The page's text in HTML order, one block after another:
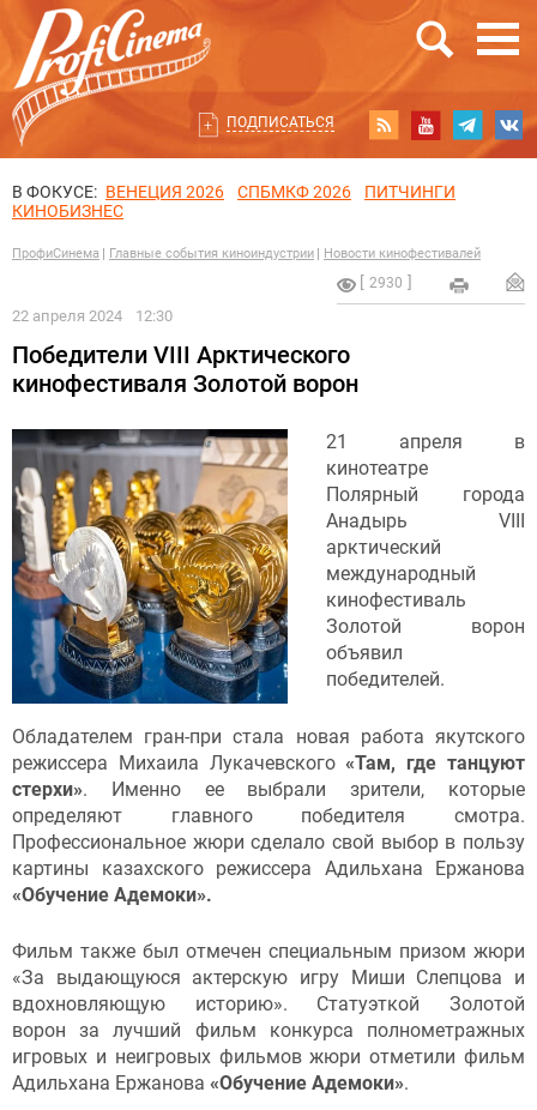
ПОДПИСАТЬСЯ
В ФОКУСЕ: ВЕНЕЦИЯ 2026 СПБМКФ 2026
ПИТЧИНГИ
КИНОБИЗНЕС
ПрофиСинема Главные события киноиндустрии Новости кинофестивалей
2930
22 апреля 2024 12:30
Победители VIII Арктического
кинофестиваля Золотой ворон
21 апреля в
кинотеатре
Полярный города
Анадырь VIII
арктический
международный
кинофестиваль
Золотой ворон
объявил
победителей.
Обладателем гран-при стала новая работа якутского
режиссера Михаила Лукачевского«Там, где танцуют
стерхи». Именно ее выбрали зрители, которые
определяют главного победителя смотра.
Профессиональное жюри сделало свой выбор в пользу
картины казахского режиссера Адильхана Ержанова
«Обучение Адемоки».
Фильм также был отмечен специальным призом жюри
«За выдающуюся актерскую игру Миши Слепцова и
вдохновляющую историю». Статуэткой Золотой
ворон за лучший фильм конкурса полнометражных
игровых и неигровых фильмов жюри отметили фильм
Адильхана Ержанова «Обучение Адемоки».